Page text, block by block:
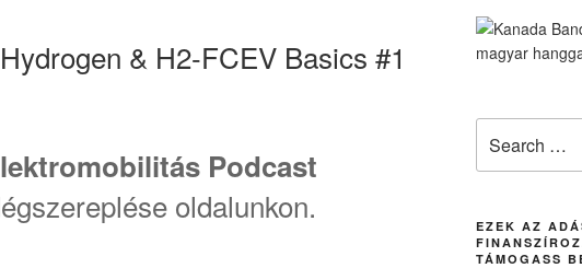
& H2-FCEV Basics #1
Podcast
oldalunkon.
for:
EZEK AZ
TÁMOGASS